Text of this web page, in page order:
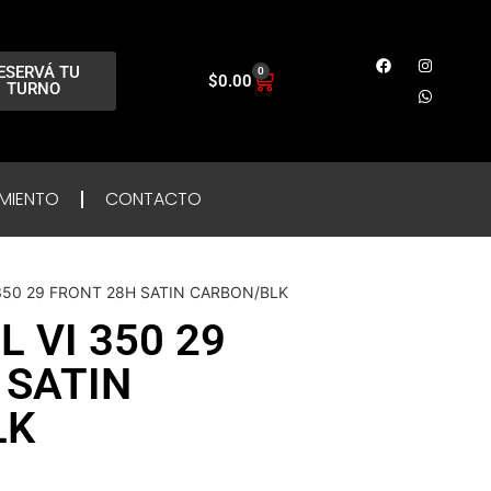
TU
TURNO
$0.00 0
CONTACTO
29 FRONT 28H SATIN CARBON/BLK
VI 350 29